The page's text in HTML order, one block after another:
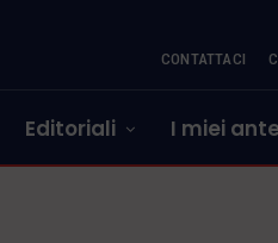
CONTATTACI
Editoriali I miei